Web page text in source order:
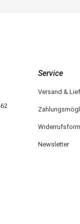
Service
Versand &
Newsletter